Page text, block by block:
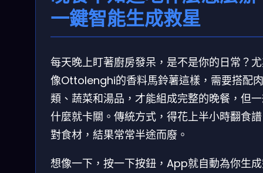
一鍵智能生成救星
每天晚上盯著廚房發呆，是不是你的日常？
像Ottolenghi的香料馬鈴薯這樣，需要搭配肉
類、蔬菜和湯品，才能組成完整的晚餐，但
什麼就卡關。傳統方式，得花上半小時翻食
對食材，結果常常半途而廢。
想像一下，按一下按鈕，App就自動為你生